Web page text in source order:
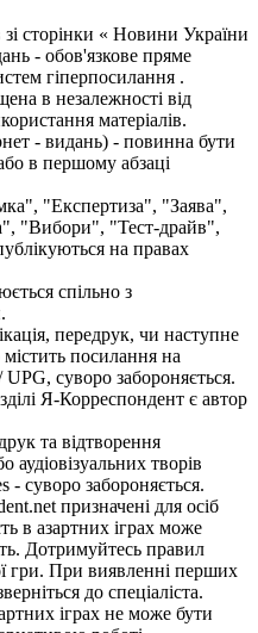
сторінки « Новини України
- обов'язкове пряме
гіперпосилання .
в незалежності від
матеріалів.
- видань) - повинна бути
в першому абзаці
"Експертиза", "Заява",
"Вибори", "Тест-драйв",
на правах
спільно з
передрук, чи наступне
посилання на
суворо забороняється.
Я-Корреспондент є автор
та відтворення
аудіовізуальних творів
- суворо забороняється.
призначені для осіб
в азартних іграх може
Дотримуйтесь правил
гри. При виявленні перших
до спеціаліста.
іграх не може бути